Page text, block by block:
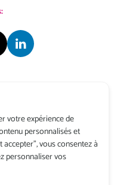
votre expérience de
personnalisés et
vous consentez à
personnaliser vos
droits réservés.
522
BRUXELLES